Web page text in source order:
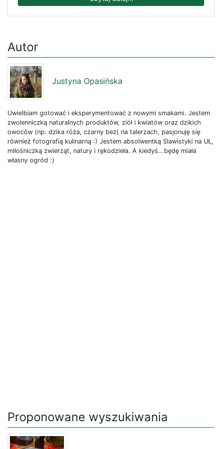
Autor
Justyna Opasińska
Uwielbiam gotować i eksperymentować z nowymi smakami. Jestem
zwolenniczką naturalnych produktów, ziół i kwiatów oraz dzikich
owoców (np: dzika róża, czarny bez) na talerzach, pasjonuję się
również fotografią kulinarną :) Jestem absolwentką Slawistyki na UŁ,
miłośniczką zwierząt, natury i rękodzieła. A kiedyś...będę miała
własny ogród :)
Proponowane wyszukiwania